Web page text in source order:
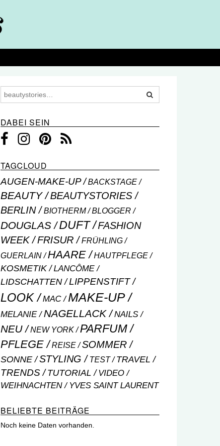
DABEI SEIN
TAGCLOUD
AUGEN-MAKE-UP BACKSTAGE
BEAUTY
BEAUTYSTORIES
BERLIN
BIOTHERM BLOGGER
DOUGLAS DUFT
FASHION
WEEK
FRISUR FRÜHLING
GUERLAIN HAARE HAUTPFLEGE
KOSMETIK
LANCÔME
LIDSCHATTEN
LIPPENSTIFT
LOOK MAC MAKE-UP
MELANIE NAGELLACK NAILS
NEU NEW YORK PARFUM
PFLEGE REISE SOMMER
SONNE STYLING TEST TRAVEL
TRENDS TUTORIAL VIDEO
WEIHNACHTEN YVES SAINT LAURENT
BELIEBTE BEITRÄGE
Noch keine Daten vorhanden.